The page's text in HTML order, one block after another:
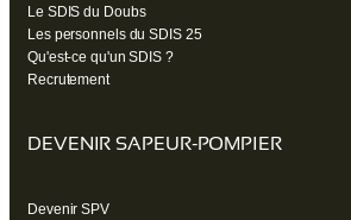
Le SDIS du Doubs
Les personnels du SDIS 25
Qu'est-ce qu'un SDIS ?
Recrutement
DEVENIR SAPEUR-POMPIER
Devenir SPV